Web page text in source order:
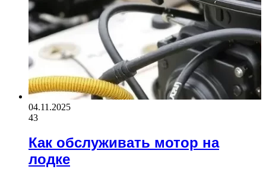
04.11.2025
43
Как обслуживать мотор на
лодке